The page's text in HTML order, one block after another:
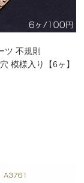
ツ 不規則
模様入り【6ヶ】